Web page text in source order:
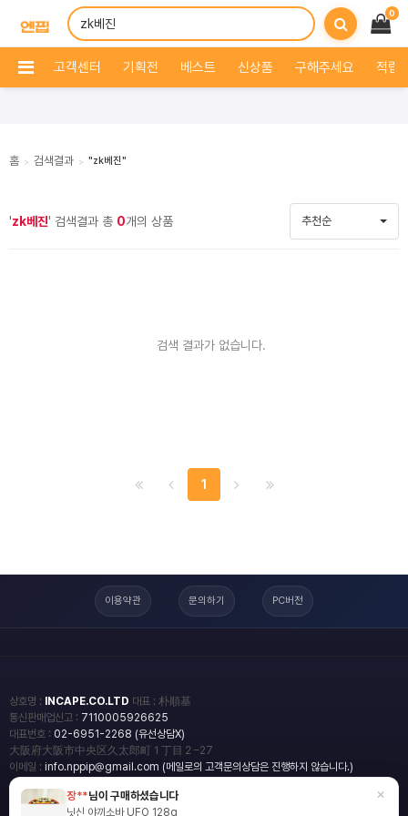
0
고객센터 기획전 베스트 신상품 구해주세요 적립
홈 > 검색결과 > "zk베진"
'zk베진' 검색결과 총 0개의 상품 추천순
검색 결과가 없습니다.
1
이용약관 문의하기 PC버전
상호명 : INCAPE.CO.LTD 대표 : 朴順基
통신판매업신고 : 7110005926625
대표번호 : 02-6951-2268 (유선상담X)
大阪府大阪市中央区久太郎町１丁目２−27
이메일 : info.nppip@gmail.com (메일로의 고객문의상담은 진행하지 않습니다.)
copyright
일본직구쇼핑몰 엔핍
2018 All rights reserved.
장**님이 구매하셨습니다
닛신 야끼소바 UFO 128g
×